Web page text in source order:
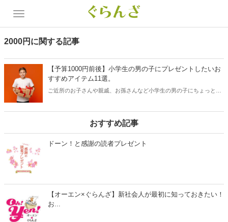
2000円に関する記事
【予算1000円前後】小学生の男の子にプレゼントしたいお
すすめアイテム11選。
ご近所のお子さんや親戚、お孫さんなど小学生の男の子にちょっとし
リスマス会など小学生の男の子が喜んでくれるプチギフトを幅広くセ
レクトしました。この記事を参考にしてぜひ、素敵なギフトを見つけ
おすすめ記事
ドーン！と感謝の読者プレゼント
【オーエン×ぐらんざ】新社会人が最初に知っておきたい！
お...